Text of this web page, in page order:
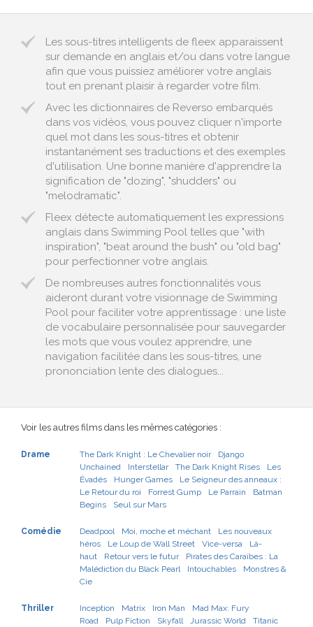
Les sous-titres intelligents de fleex apparaissent
sur demande en anglais et/ou dans votre langue
afin que vous puissiez améliorer votre anglais
tout en prenant plaisir à regarder votre film.
Avec les dictionnaires de Reverso embarqués
dans vos vidéos, vous pouvez cliquer n'importe
quel mot dans les sous-titres et obtenir
instantanément ses traductions et des exemples
d'utilisation. Une bonne manière d'apprendre la
signification de "dozing", "shudders" ou
"melodramatic".
Fleex détecte automatiquement les expressions
anglais dans Swimming Pool telles que "with
inspiration", "beat around the bush" ou "old bag"
pour perfectionner votre anglais.
De nombreuses autres fonctionnalités vous
aideront durant votre visionnage de Swimming
Pool pour faciliter votre apprentissage : une liste
de vocabulaire personnalisée pour sauvegarder
les mots que vous voulez apprendre, une
navigation facilitée dans les sous-titres, une
prononciation lente des dialogues...
Voir les autres films dans les mêmes catégories :
Drame The Dark Knight : Le Chevalier noir
Django
Unchained
Interstellar The Dark Knight Rises
Les
Évadés
Hunger Games
Le Seigneur des anneaux :
Le Retour du roi
Forrest Gump Le Parrain
Batman
Begins
Seul sur Mars
Comédie Deadpool Moi, moche et méchant
Les nouveaux
héros
Le Loup de Wall Street Vice-versa
Là-
haut
Retour vers le futur
Pirates des Caraïbes : La
Malédiction du Black Pearl
Intouchables
Monstres &
Cie
Thriller Inception Matrix Iron Man
Mad Max: Fury
Road
Pulp Fiction Skyfall Jurassic World Titanic